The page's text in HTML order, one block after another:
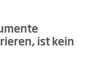
ist kein